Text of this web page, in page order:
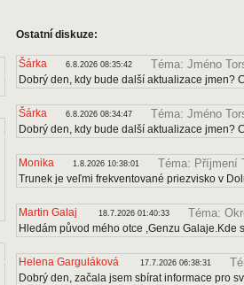
Ostatní diskuze:
Šárka 6.8.2026 08:35:42 Téma: Jméno
Dobrý den, kdy bude další aktualizace jmen?
Šárka 6.8.2026 08:34:47 Téma: Jméno
Dobrý den, kdy bude další aktualizace jmen?
Monika 1.8.2026 10:38:01 Téma: Příjmení
Trunek je veľmi frekventované priezvisko v
Martin Galaj 18.7.2026 01:40:33 Téma:
Hledám původ mého otce ,Genzu Galaje.Kde
Helena Garguláková 17.7.2026 06:38:31
Dobrý den, začala jsem sbírat informace pro